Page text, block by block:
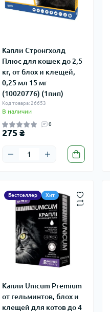
Капли Стронгхолд
Плюс для кошек до 2,5
кг, от блох и клещей,
0,25 мл 15 мг
(10020776) (1пип)
Код товара: 26653
В наличии
0
275 ₴
Бестселлер Хит
Капли Unicum Premium
от гельминтов, блох и
клещей для котов до 4